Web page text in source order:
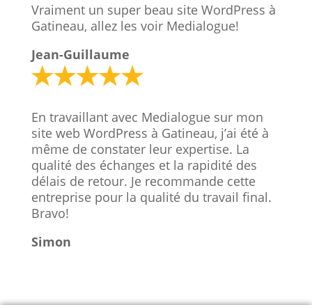
Vraiment un super beau site WordPress à
Gatineau, allez les voir Medialogue!
Jean-Guillaume
En travaillant avec Medialogue sur mon
site web WordPress à Gatineau, j’ai été à
même de constater leur expertise. La
qualité des échanges et la rapidité des
délais de retour. Je recommande cette
entreprise pour la qualité du travail final.
Bravo!
Simon